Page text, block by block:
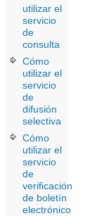
utilizar el
servicio
de
consulta
Cómo
utilizar el
servicio
de
difusión
selectiva
Cómo
utilizar el
servicio
de
verificación
de boletín
electrónico